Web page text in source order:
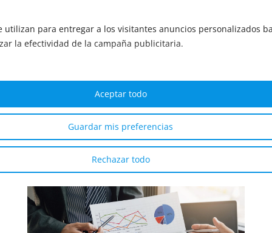
utilizan para entregar a los visitantes anuncios personalizados
la efectividad de la campaña publicitaria.
Rechazar todo
Guardar mis preferencias
Aceptar todo
Cómo vender tu empresa en Madrid:
maximiza su valor
Madrid no solo es la capital de España: es
también uno de los principales polos
económicos y financieros de Europa. Con más
de 588.000 empresas activas (Fuente:...